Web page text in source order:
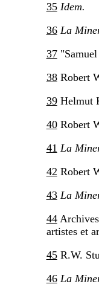
35 Idem.
36 La
37"Samuel
38Robert
39Helmut
40Robert
41 La
42 Robert
43 La
44Archives
artistes et
45R.W.
46 La